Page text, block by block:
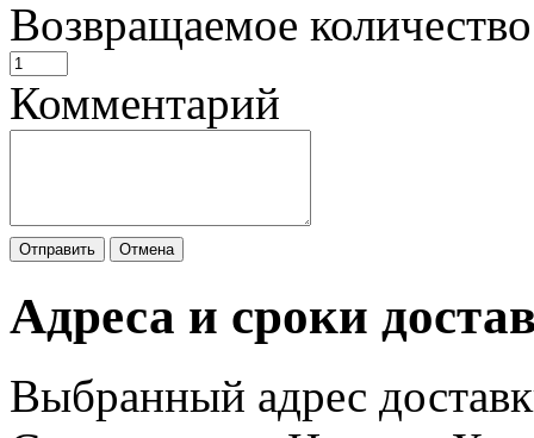
Возвращаемое количество
Комментарий
Отправить Отмена
Адреса и сроки
Выбранный адрес